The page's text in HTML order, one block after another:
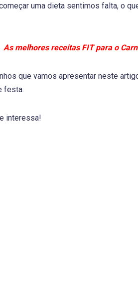
uma dieta sentimos falta, o
As melhores receitas FIT para o
que vamos apresentar neste
festa.
interessa!